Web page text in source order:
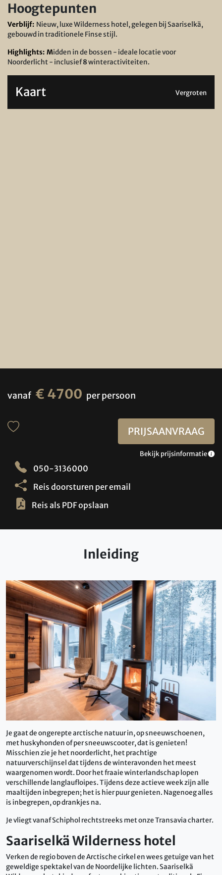
Hoogtepunten
Verblijf: Nieuw, luxe Wilderness hotel, gelegen bij Saariselkä,
gebouwd in traditionele Finse stijl.
Highlights: Midden in de bossen - ideale locatie voor
Noorderlicht - inclusief8winteractiviteiten.
Kaart Vergroten
vanaf € 4700 per persoon
PRIJSAANVRAAG
Bekijk prijsinformatie
050-3136000
Reis doorsturen per email
Reis als PDF opslaan
Inleiding
Je gaat de ongerepte arctische natuur in, op sneeuwschoenen,
met huskyhonden of per sneeuwscooter, dat is genieten!
Misschien zie je het noorderlicht, het prachtige
natuurverschijnsel dat tijdens de winteravonden het meest
waargenomen wordt. Door het fraaie winterlandschap lopen
verschillende langlaufloipes. Tijdens deze actieve week zijn alle
maaltijden inbegrepen; het is hier puur genieten. Nagenoeg alles
is inbegrepen, op drankjes na.
Je vliegt vanaf Schiphol rechtstreeks met onze Transavia charter.
Saariselkä Wilderness hotel
Verken de regio boven de Arctische cirkel en wees getuige van het
geweldige spektakel van de Noordelijke lichten. Saariselkä